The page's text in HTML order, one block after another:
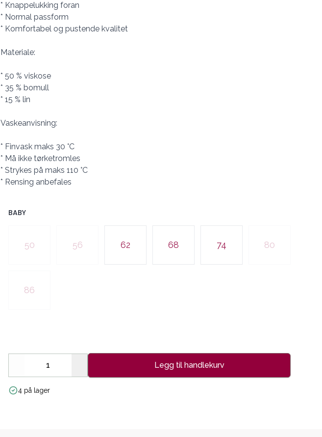
* Knappelukking foran
* Normal passform
* Komfortabel og pustende kvalitet
Materiale:
* 50 % viskose
* 35 % bomull
* 15 % lin
Vaskeanvisning:
* Finvask maks 30 °C
* Må ikke tørketromles
* Strykes på maks 110 °C
* Rensing anbefales
BABY
50 56 62 68 74 80
86
Decrease
Legg til handlekurv
4 på lager